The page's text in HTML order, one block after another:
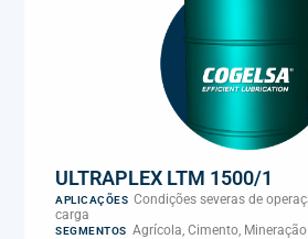
ULTRAPLEX LTM 1500/1
APLICAÇÕES Condições severas de
carga
SEGMENTOS Agrícola, Cimento, Mineração